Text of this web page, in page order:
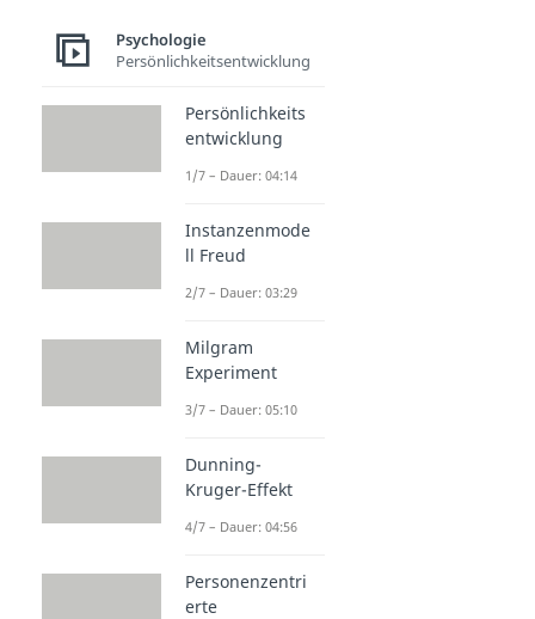
Psychologie
Persönlichkeitsentwicklung
Persönlichkeits
entwicklung
1/7 – Dauer: 04:14
Instanzenmode
ll Freud
2/7 – Dauer: 03:29
Milgram
Experiment
3/7 – Dauer: 05:10
Dunning-
Kruger-Effekt
4/7 – Dauer: 04:56
Personenzentri
erte